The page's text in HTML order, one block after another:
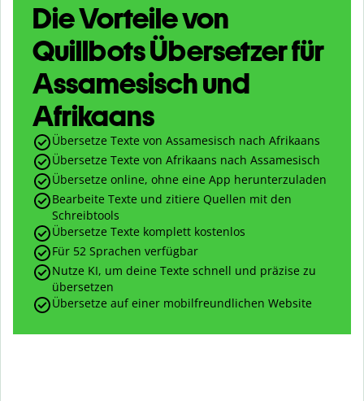
Die Vorteile von
Quillbots Übersetzer für
Assamesisch und
Afrikaans
Übersetze Texte von Assamesisch nach Afrikaans
Übersetze Texte von Afrikaans nach Assamesisch
Übersetze online, ohne eine App herunterzuladen
Bearbeite Texte und zitiere Quellen mit den
Schreibtools
Übersetze Texte komplett kostenlos
Für 52 Sprachen verfügbar
Nutze KI, um deine Texte schnell und präzise zu
übersetzen
Übersetze auf einer mobilfreundlichen Website